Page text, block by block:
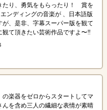
り、勇気をもらったり！ 賞を
ンディングの音楽が 、日本語版
、是非、字幕スーパー版を観て
て頂きたい芸術作品ですよ〜‼︎
楽器をゼロからスタートしてマ
を含め三人の繊細な表情が素晴